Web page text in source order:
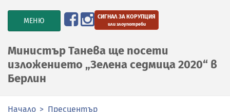
TOGGLE
NAVIGATION
МЕНЮ СИГНАЛ ЗА КОРУПЦИЯ
или злоупотреби
Министър Танева ще посети
изложението „Зелена седмица 2020“ в
Берлин
Начало Пресцентър